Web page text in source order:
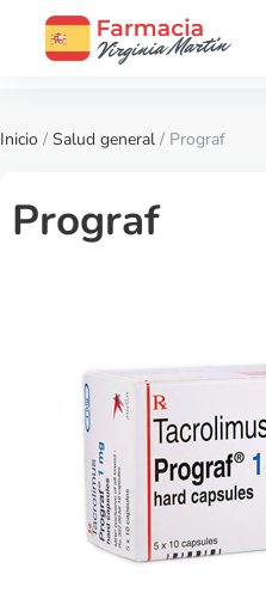
Inicio / Salud general / Prograf
Prograf